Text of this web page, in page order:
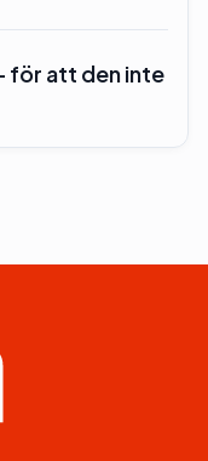
för att den inte